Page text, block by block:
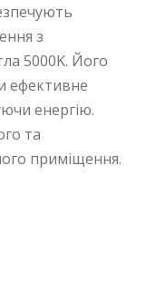
з
5000K. Його
ефективне
енергію.
та
приміщення.